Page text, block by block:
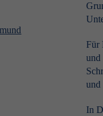
Für
und
und
In